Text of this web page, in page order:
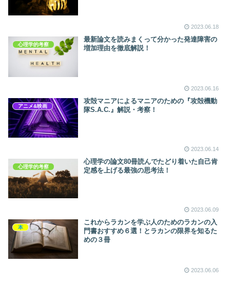
2023.06.18
心理学的考察
最新論文を読みまくって分かった発達障害の
増加理由を徹底解説！
2023.06.16
アニメ&映画
攻殻マニアによるマニアのための『攻殻機動
隊S.A.C.』解説・考察！
2023.06.14
心理学的考察
心理学の論文80冊読んでたどり着いた自己肯
定感を上げる最強の思考法！
2023.06.09
本
これからラカンを学ぶ人のためのラカンの入
門書おすすめ６選！とラカンの限界を知るた
めの３冊
2023.06.06